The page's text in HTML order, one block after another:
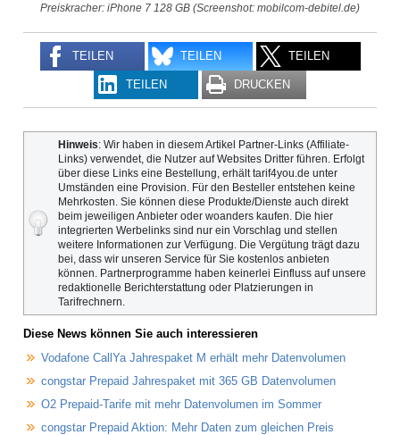
Preiskracher: iPhone 7 128 GB (Screenshot: mobilcom-debitel.de)
TEILEN TEILEN TEILEN
TEILEN DRUCKEN
Hinweis: Wir haben in diesem Artikel Partner-Links (Affiliate-
Links) verwendet, die Nutzer auf Websites Dritter führen. Erfolgt
über diese Links eine Bestellung, erhält tarif4you.de unter
Umständen eine Provision. Für den Besteller entstehen keine
Mehrkosten. Sie können diese Produkte/Dienste auch direkt
beim jeweiligen Anbieter oder woanders kaufen. Die hier
integrierten Werbelinks sind nur ein Vorschlag und stellen
weitere Informationen zur Verfügung. Die Vergütung trägt dazu
bei, dass wir unseren Service für Sie kostenlos anbieten
können. Partnerprogramme haben keinerlei Einfluss auf unsere
redaktionelle Berichterstattung oder Platzierungen in
Tarifrechnern.
Diese News können Sie auch interessieren
Vodafone CallYa Jahrespaket M erhält mehr Datenvolumen
congstar Prepaid Jahrespaket mit 365 GB Datenvolumen
O2 Prepaid-Tarife mit mehr Datenvolumen im Sommer
congstar Prepaid Aktion: Mehr Daten zum gleichen Preis